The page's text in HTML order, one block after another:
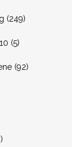
(249)
(5)
(92)